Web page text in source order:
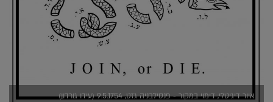
איור דיגיטלי, דימוי במקור - פנסילבניה גזט, 9.5.1754 (עידו גורדון)